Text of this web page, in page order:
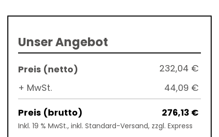
Unser Angebot
232,04 €
+ MwSt.
44,09 €
276,13 €
Inkl. 19 % MwSt., inkl. Standard-Versand, zzgl. Express